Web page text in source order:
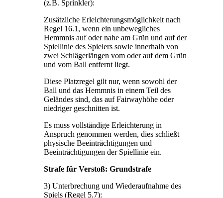
(z.B. Sprinkler):
Zusätzliche Erleichterungsmöglichkeit nach
Regel 16.1, wenn ein unbewegliches
Hemmnis auf oder nahe am Grün und auf der
Spiellinie des Spielers sowie innerhalb von
zwei Schlägerlängen vom oder auf dem Grün
und vom Ball entfernt liegt.
Diese Platzregel gilt nur, wenn sowohl der
Ball und das Hemmnis in einem Teil des
Geländes sind, das auf Fairwayhöhe oder
niedriger geschnitten ist.
Es muss vollständige Erleichterung in
Anspruch genommen werden, dies schließt
physische Beeinträchtigungen und
Beeinträchtigungen der Spiellinie ein.
Strafe für Verstoß: Grundstrafe
3) Unterbrechung und Wiederaufnahme des
Spiels (Regel 5.7):